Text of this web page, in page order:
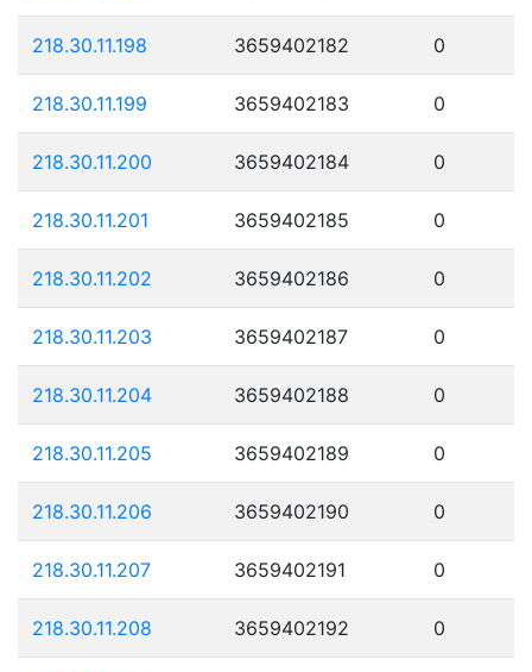
218.30.11.198 3659402182 0
218.30.11.199 3659402183 0
218.30.11.200 3659402184 0
218.30.11.201 3659402185 0
218.30.11.202 3659402186 0
218.30.11.203 3659402187 0
218.30.11.204 3659402188 0
218.30.11.205 3659402189 0
218.30.11.206 3659402190 0
218.30.11.207 3659402191 0
218.30.11.208 3659402192 0